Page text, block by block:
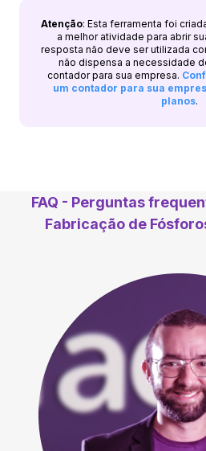
Atenção: Esta ferramenta foi
a melhor atividade para abrir
resposta não deve ser utilizada
não dispensa a necessidade
contador para sua empresa.
um contador para sua
planos.
FAQ - Perguntas
Fabricação de